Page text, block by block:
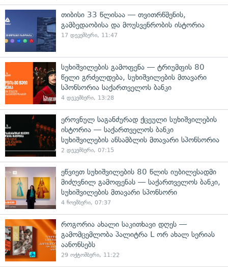
თიბისი 33 წლისაა — თვითრწმენის,
გამბედაობისა და მოუსვენრობის ისტორია
17 დეკემბერი, 11:47
სუხიშვილების გამოფენა — ტრიუმფის 80
წელი გრძელდება, სუხიშვილების მთავარი
სპონსორია საქართველოს ბანკი
4 დეკემბერი, 13:28
ეროვნულ საგანძურად ქცეული სუხიშვილების
ისტორია — საქართველოს ბანკი
სუხიშვილების ანსამბლის მთავარი სპონსორია
2 დეკემბერი, 07:15
ეწვიეთ სუხიშვილების 80 წლის იუბილესადმი
მიძღვნილ გამოფენას — საქართველოს ბანკი,
სუხიშვილების მთავარი სპონსორი
4 ნოემბერი, 07:37
როგორია ახალი საკითხავი დღეს —
გამომცემლობა პალიტრა L ორ ახალ სერიას
აანონსებს
29 ოქტომბერი, 11:22